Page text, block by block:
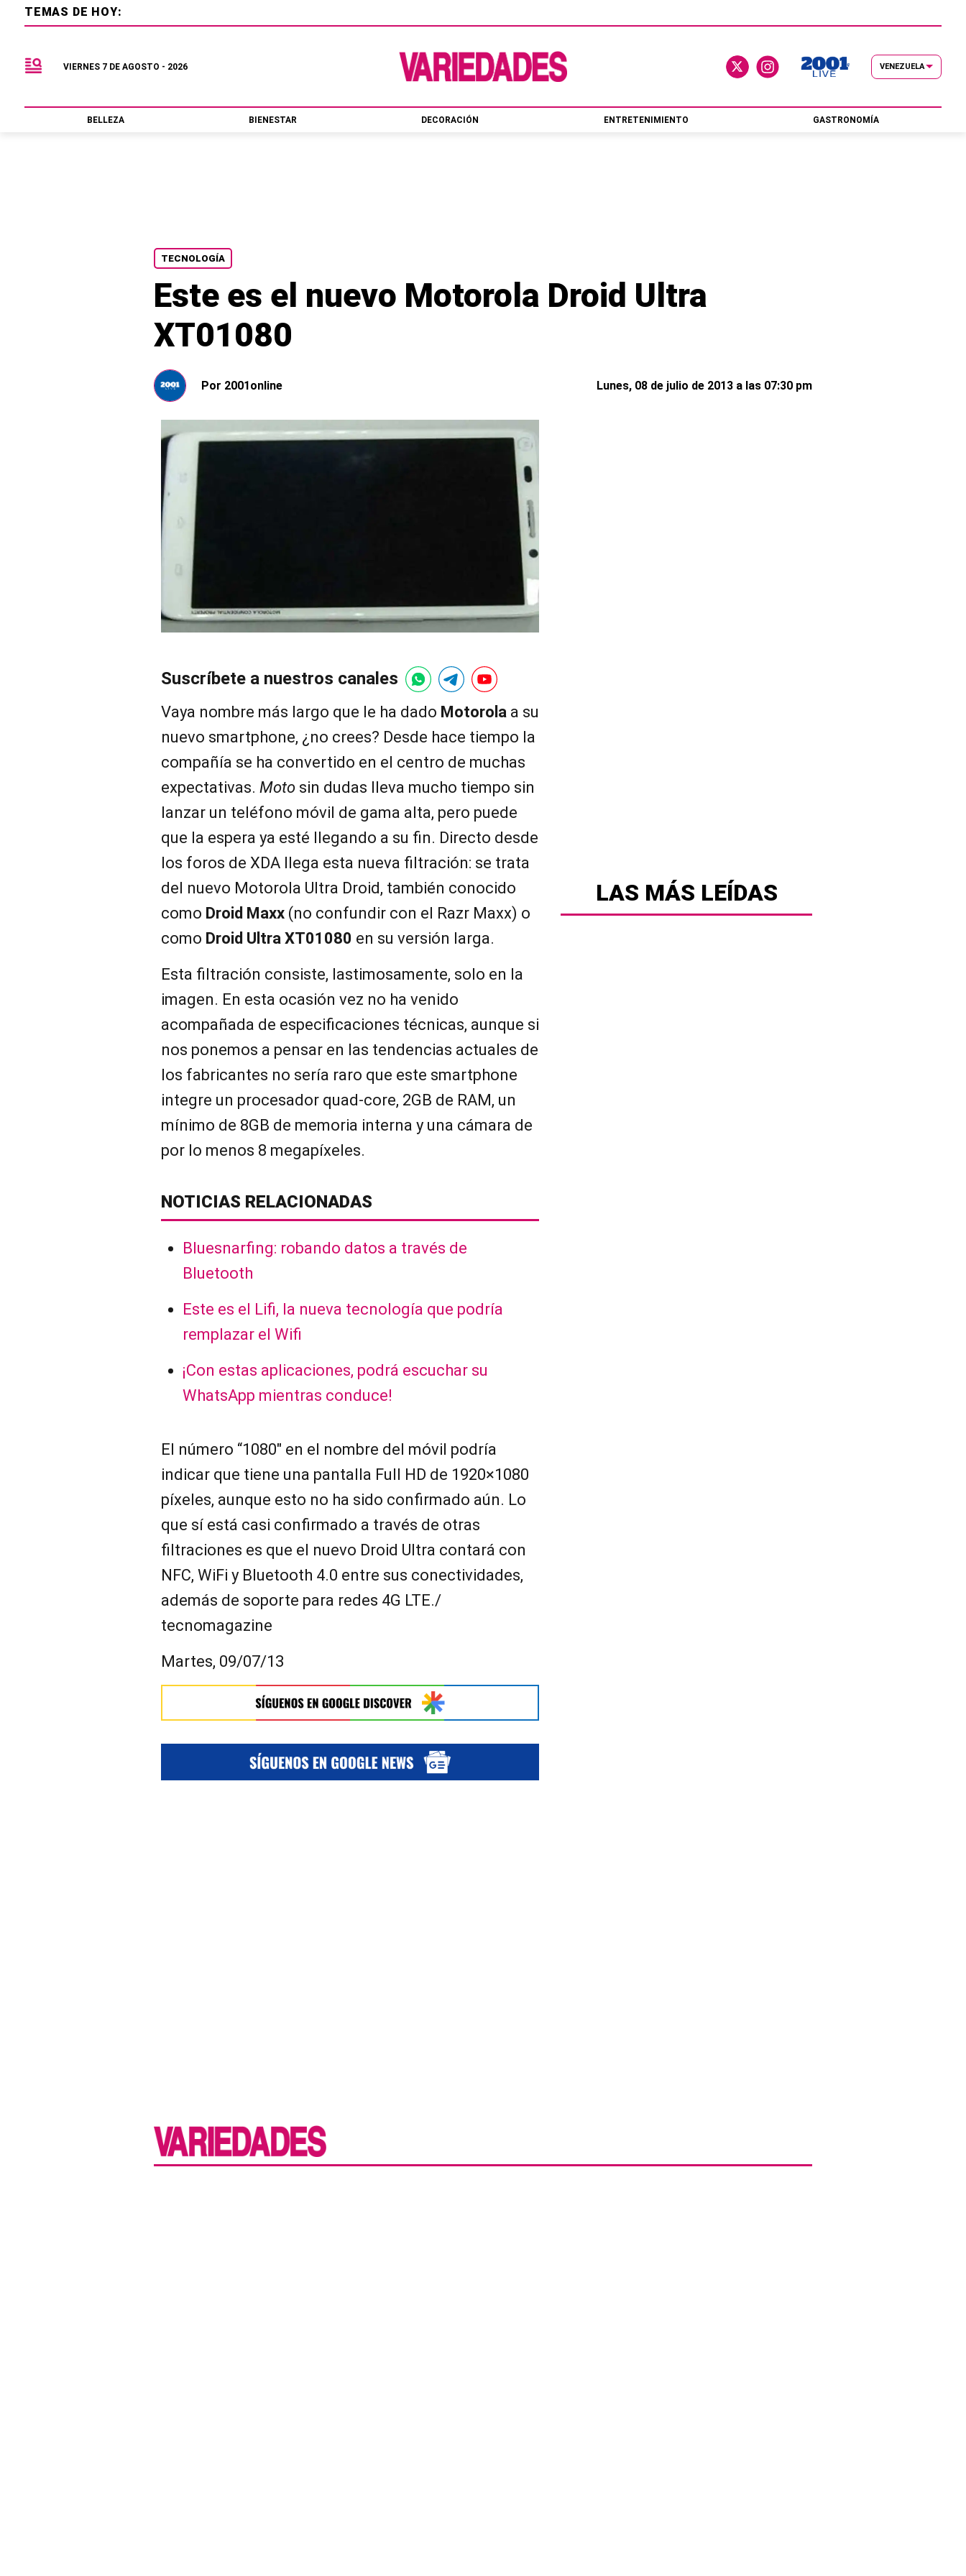
TECNOLOGÍA
Este es el nuevo Motorola Droid Ultra
XT01080
Por 2001online Lunes, 08 de julio de 2013 a las 07:30 pm
Suscríbete a nuestros canales
Vaya nombre más largo que le ha dado Motorola a su
nuevo smartphone, ¿no crees? Desde hace tiempo la
compañía se ha convertido en el centro de muchas
expectativas. Moto sin dudas lleva mucho tiempo sin
lanzar un teléfono móvil de gama alta, pero puede
que la espera ya esté llegando a su fin. Directo desde
los foros de XDA llega esta nueva filtración: se trata
del nuevo Motorola Ultra Droid, también conocido
como Droid Maxx (no confundir con el Razr Maxx) o
como Droid Ultra XT01080 en su versión larga.
Esta filtración consiste, lastimosamente, solo en la
imagen. En esta ocasión vez no ha venido
acompañada de especificaciones técnicas, aunque si
nos ponemos a pensar en las tendencias actuales de
los fabricantes no sería raro que este smartphone
integre un procesador quad-core, 2GB de RAM, un
mínimo de 8GB de memoria interna y una cámara de
por lo menos 8 megapíxeles.
NOTICIAS RELACIONADAS
Bluesnarfing: robando datos a través de
Bluetooth
Este es el Lifi, la nueva tecnología que podría
remplazar el Wifi
¡Con estas aplicaciones, podrá escuchar su
WhatsApp mientras conduce!
El número “1080″ en el nombre del móvil podría
indicar que tiene una pantalla Full HD de 1920×1080
píxeles, aunque esto no ha sido confirmado aún. Lo
que sí está casi confirmado a través de otras
filtraciones es que el nuevo Droid Ultra contará con
NFC, WiFi y Bluetooth 4.0 entre sus conectividades,
además de soporte para redes 4G LTE./
tecnomagazine
Martes, 09/07/13
LAS MÁS LEÍDAS
TEMAS DE HOY:
VIERNES 7 DE AGOSTO - 2026 VENEZUELA
BELLEZA BIENESTAR DECORACIÓN ENTRETENIMIENTO GASTRONOMÍA